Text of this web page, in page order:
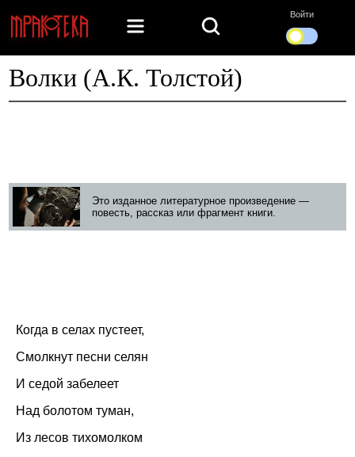
Войти
Волки (А.К. Толстой)
Это изданное литературное произведение —
повесть, рассказ или фрагмент книги.
Когда в селах пустеет,
Смолкнут песни селян
И седой забелеет
Над болотом туман,
Из лесов тихомолком